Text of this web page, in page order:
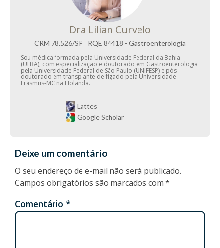
Dra Lilian Curvelo
CRM 78.526/SP RQE 84418 - Gastroenterologia
Sou médica formada pela Universidade Federal da Bahia
(UFBA), com especialização e doutorado em Gastroenterologia
pela Universidade Federal de São Paulo (UNIFESP) e pós-
doutorado em transplante de fígado pela Universidade
Erasmus-MC na Holanda.
Lattes
Google Scholar
Deixe um comentário
O seu endereço de e-mail não será publicado.
Campos obrigatórios são marcados com*
Comentário*